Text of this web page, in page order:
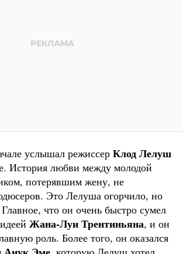
услышал режиссер Клод Лелуш
История любви между молодой
потерявшим жену, не
Это Лелуша огорчило, но
что он очень быстро сумел
Жана-Луи Трентиньяна, и он
роль. Более того, он оказался